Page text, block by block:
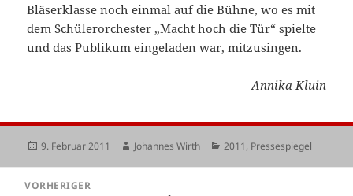
Bläserklasse noch einmal auf die Bühne, wo es mit
dem Schülerorchester „Macht hoch die Tür“ spielte
und das Publikum eingeladen war, mitzusingen.
Annika Kluin
Veröffentlicht
9. Februar 2011 Autor
Johannes Wirth Kategorien
2011, Pressespiegel
VORHERIGER